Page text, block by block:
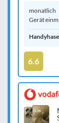
monatlich
Gerät
6.6